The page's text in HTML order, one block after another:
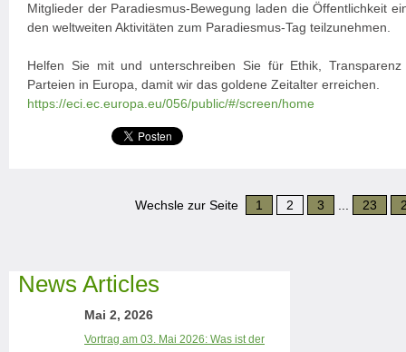
Mitglieder der Paradiesmus-Bewegung laden die Öffentlichkeit
den weltweiten Aktivitäten zum Paradiesmus-Tag teilzunehmen.
Helfen Sie mit und unterschreiben Sie für Ethik,
Parteien in Europa, damit wir das goldene Zeitalter erreichen.
https://eci.ec.europa.eu/056/public/#/screen/home
Wechsle zur Seite 1 2 3 23
News Articles
Mai 2, 2026
Vortrag am 03. Mai 2026: Was ist der